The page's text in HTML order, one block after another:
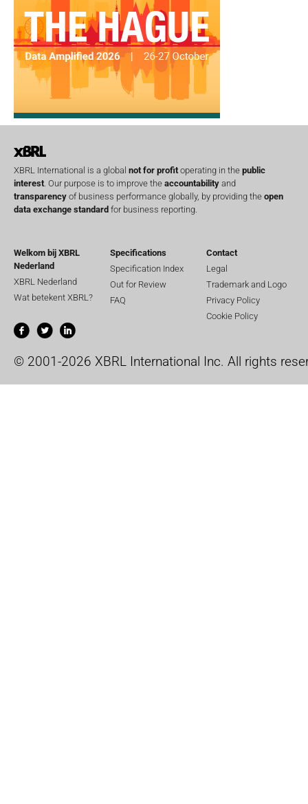
XBRL International is a global not for profitoperating in the public
interest. Our purpose is to improve the accountability and
transparency of business performance globally, by providing the open
data exchange standard for business reporting.
Welkom bij XBRL
Nederland
XBRL Nederland
Wat betekent XBRL?
Specifications
Specification Index
Out for Review
FAQ
Contact
Legal
Trademark and Logo
Privacy Policy
Cookie Policy
© 2001-2026 XBRL International Inc. All rights